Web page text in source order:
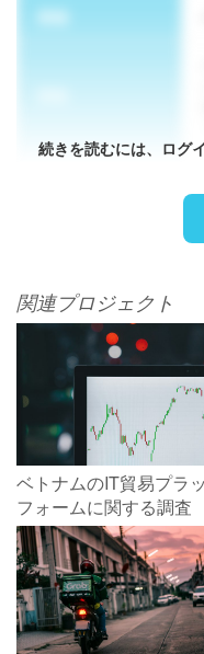
続きを読むには、ログ
関連プロジェクト
ベトナムのIT貿易プラ
フォームに関する調査